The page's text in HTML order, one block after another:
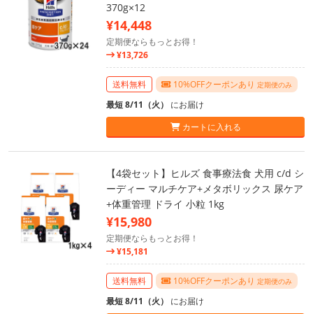
370g×12
¥14,448
定期便ならもっとお得！
¥13,726
送料無料 10%OFFクーポンあり 定期便のみ
最短 8/11（火） にお届け
カートに入れる
【4袋セット】ヒルズ 食事療法食 犬用 c/d シ
ーディー マルチケア+メタボリックス 尿ケア
+体重管理 ドライ 小粒 1kg
¥15,980
定期便ならもっとお得！
¥15,181
送料無料 10%OFFクーポンあり 定期便のみ
最短 8/11（火） にお届け